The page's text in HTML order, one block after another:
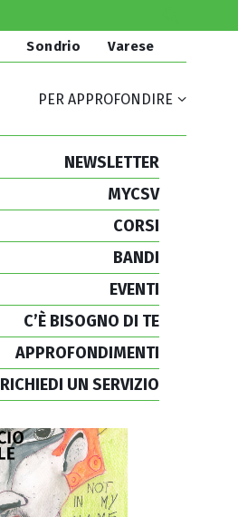
Sondrio Varese
PER APPROFONDIRE
NEWSLETTER
MYCSV
CORSI
BANDI
EVENTI
C’È BISOGNO DI TE
APPROFONDIMENTI
RICHIEDI UN SERVIZIO